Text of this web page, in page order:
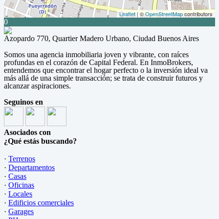
Leaflet| ©OpenStreetMapcontributors
0
Azopardo 770, Quartier Madero Urbano, Ciudad Buenos Aires
Somos una agencia inmobiliaria joven y vibrante, con raíces
profundas en el corazón de Capital Federal. En InmoBrokers,
entendemos que encontrar el hogar perfecto o la inversión ideal va
más allá de una simple transacción; se trata de construir futuros y
alcanzar aspiraciones.
Seguinos en
Asociados con
¿Qué estás buscando?
· Terrenos
· Departamentos
· Casas
· Oficinas
· Locales
· Edificios comerciales
· Garages